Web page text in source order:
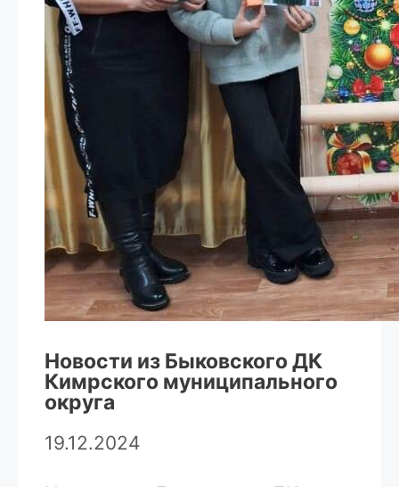
Новости из Быковского ДК
Кимрского муниципального
округа
19.12.2024